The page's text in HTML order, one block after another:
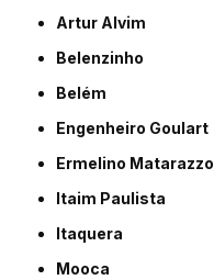
Artur Alvim
Belenzinho
Belém
Engenheiro Goulart
Ermelino Matarazzo
Itaim Paulista
Itaquera
Mooca